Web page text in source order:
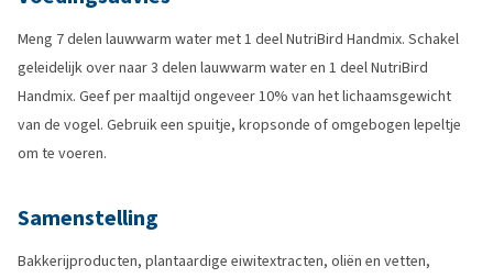
Meng 7 delen lauwwarm water met 1 deel NutriBird Handmix. Schakel
geleidelijk over naar 3 delen lauwwarm water en 1 deel NutriBird
Handmix. Geef per maaltijd ongeveer 10% van het lichaamsgewicht
van de vogel. Gebruik een spuitje, kropsonde of omgebogen lepeltje
om te voeren.
Samenstelling
Bakkerijproducten, plantaardige eiwitextracten, oliën en vetten,